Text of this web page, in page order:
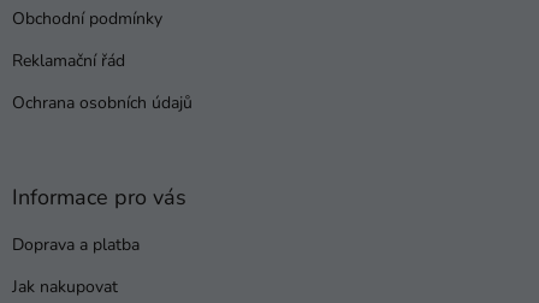
Obchodní podmínky
Reklamační řád
Ochrana osobních údajů
Informace pro vás
Doprava a platba
Jak nakupovat